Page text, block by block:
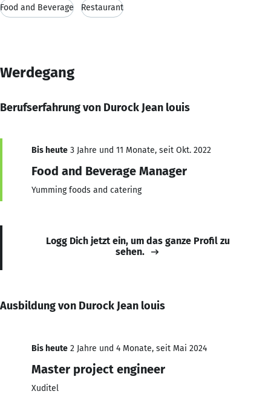
Food and Beverage Restaurant
Werdegang
Berufserfahrung von Durock Jean louis
Bis heute 3 Jahre und 11 Monate, seit Okt. 2022
Food and Beverage Manager
Yumming foods and catering
Logg Dich jetzt ein, um das ganze Profil zu
sehen.
Ausbildung von Durock Jean louis
Bis heute 2 Jahre und 4 Monate, seit Mai 2024
Master project engineer
Xuditel